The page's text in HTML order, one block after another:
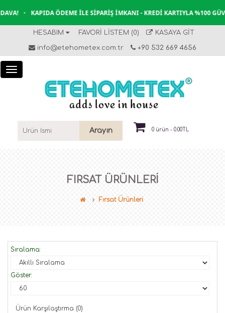
KAPIDA ÖDEME İLE SIPARIŞ İMKANI - KREDI KARTIYLA %100 GÜVENLI
HESABIM FAVORI LISTEM (0) KASAYA GIT
info@etehometex.com.tr +90 532 669 4656
Arayın 0 ürün - 0.00TL
FIRSAT ÜRÜNLERI
Fırsat Ürünleri
Sıralama:
Göster:
Ürün Karşılaştırma (0)